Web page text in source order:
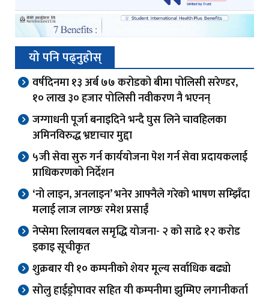
यो पनि पढ्नुहोस्
वर्षदिनमा १३ अर्ब ७७ करोडको बीमा पोलिसी सरेण्डर,
१० लाख ३० हजार पोलिसी नवीकरण नै भएनन्
जग्गाधनी पूर्जा बनाइदिने भन्दै घुस लिने चावहिलका
अमिनविरुद्ध भ्रष्टाचार मुद्दा
५जी सेवा सुरु गर्न कार्ययोजना पेश गर्न सेवा प्रदायकलाई
प्राधिकरणको निर्देशन
‘नो लाइन, अनलाइन’ भनेर आफ्नैले गरेको भाषण सम्झिँदा
मलाई लाज लाग्छः रमेश प्रसाईं
नेप्सेमा रिलायबल समृद्धि योजना- २ को साढे १२ करोड
इकाइ सूचीकृत
शुक्रबार यी १० कम्पनीको शेयर मूल्य सर्वाधिक बढ्यो
सोलु हाईड्रोपावर सहित यी कम्पनीमा झुम्मिए लगानीकर्ता